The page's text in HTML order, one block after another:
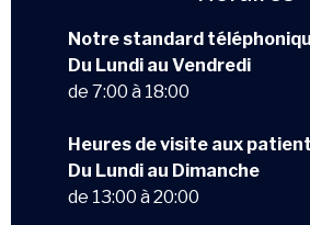
Notre standard
Du Lundi au Vendredi
de 7:00 à 18:00
Heures de visite aux
Du Lundi au Dimanche
de 13:00 à 20:00